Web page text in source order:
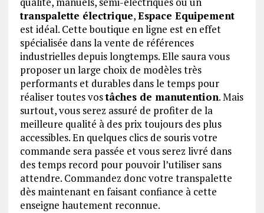
transpalette électrique,Espace Equipement
est idéal. Cette boutique en ligne est en effet
spécialisée dans la vente de références
industrielles depuis longtemps. Elle saura vous
proposer un large choix de modèles très
performants et durables dans le temps pour
réaliser toutes vostâches de manutention. Mais
surtout, vous serez assuré de profiter de la
meilleure qualité à des prix toujours des plus
accessibles. En quelques clics de souris votre
commande sera passée et vous serez livré dans
des temps record pour pouvoir l’utiliser sans
attendre. Commandez donc votre transpalette
dès maintenant en faisant confiance à cette
enseigne hautement reconnue.